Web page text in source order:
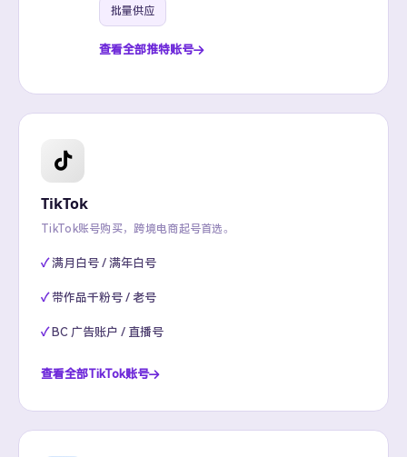
批量供应
查看全部推特账号
TikTok
TikTok账号购买，跨境电商起号首选。
满月白号 / 满年白号
带作品千粉号 / 老号
BC 广告账户 / 直播号
查看全部TikTok账号